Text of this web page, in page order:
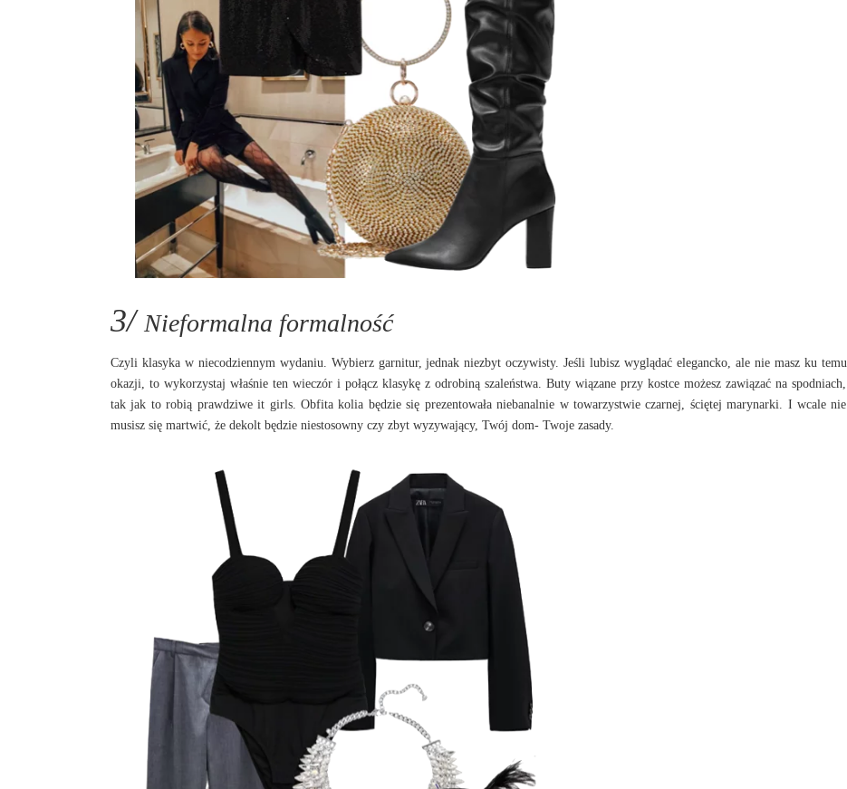
3/ Nieformalna formalność
Czyli klasyka w niecodziennym wydaniu. Wybierz garnitur, jednak niezbyt oczywisty. Jeśli lubisz wyglądać elegancko, ale nie masz ku temu
okazji, to wykorzystaj właśnie ten wieczór i połącz klasykę z odrobiną szaleństwa. Buty wiązane przy kostce możesz zawiązać na spodniach,
tak jak to robią prawdziwe it girls. Obfita kolia będzie się prezentowała niebanalnie w towarzystwie czarnej, ściętej marynarki. I wcale nie
musisz się martwić, że dekolt będzie niestosowny czy zbyt wyzywający, Twój dom- Twoje zasady.